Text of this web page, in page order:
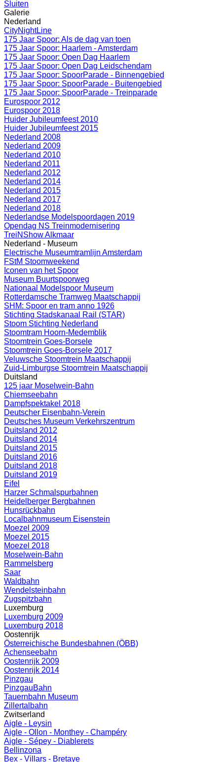
Sluiten
Galerie
Nederland
CityNightLine
175 Jaar Spoor: Als de dag van toen
175 Jaar Spoor: Haarlem - Amsterdam
175 Jaar Spoor: Open Dag Haarlem
175 Jaar Spoor: Open Dag Leidschendam
175 Jaar Spoor: SpoorParade - Binnengebied
175 Jaar Spoor: SpoorParade - Buitengebied
175 Jaar Spoor: SpoorParade - Treinparade
Eurospoor 2012
Eurospoor 2018
Huider Jubileumfeest 2010
Huider Jubileumfeest 2015
Nederland 2008
Nederland 2009
Nederland 2010
Nederland 2011
Nederland 2012
Nederland 2014
Nederland 2015
Nederland 2017
Nederland 2018
Nederlandse Modelspoordagen 2019
Opendag NS Treinmodernisering
TreiNShow Alkmaar
Nederland - Museum
Electrische Museumtramlijn Amsterdam
FStM Stoomweekend
Iconen van het Spoor
Museum Buurtspoorweg
Nationaal Modelspoor Museum
Rotterdamsche Tramweg Maatschappij
SHM: Spoor en tram anno 1926
Stichting Stadskanaal Rail (STAR)
Stoom Stichting Nederland
Stoomtram Hoorn-Medemblik
Stoomtrein Goes-Borsele
Stoomtrein Goes-Borsele 2017
Veluwsche Stoomtrein Maatschappij
Zuid-Limburgse Stoomtrein Maatschappij
Duitsland
125 jaar Moselwein-Bahn
Chiemseebahn
Dampfspektakel 2018
Deutscher Eisenbahn-Verein
Deutsches Museum Verkehrszentrum
Duitsland 2012
Duitsland 2014
Duitsland 2015
Duitsland 2016
Duitsland 2018
Duitsland 2019
Eifel
Harzer Schmalspurbahnen
Heidelberger Bergbahnen
Hunsrückbahn
Localbahnmuseum Eisenstein
Moezel 2009
Moezel 2015
Moezel 2018
Moselwein-Bahn
Rammelsberg
Saar
Waldbahn
Wendelsteinbahn
Zugspitzbahn
Luxemburg
Luxemburg 2009
Luxemburg 2018
Oostenrijk
Österreichische Bundesbahnen (ÖBB)
Achenseebahn
Oostenrijk 2009
Oostenrijk 2014
Pinzgau
PinzgauBahn
Tauernbahn Museum
Zillertalbahn
Zwitserland
Aigle - Leysin
Aigle - Ollon - Monthey - Champéry
Aigle - Sépey - Diablerets
Bellinzona
Bex - Villars - Bretaye